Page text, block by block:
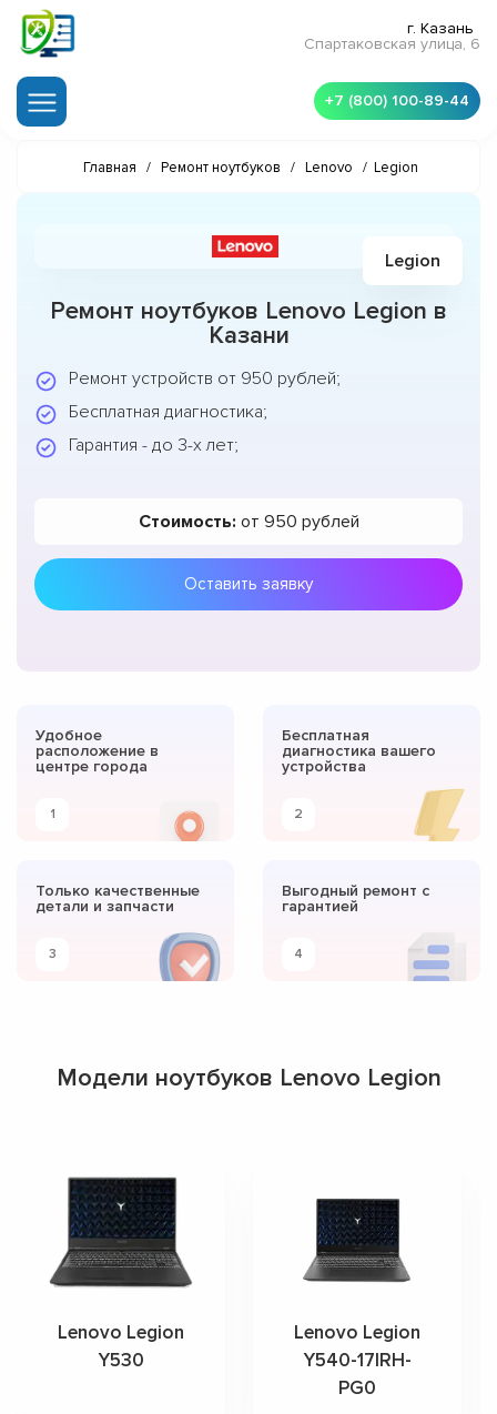
г. Казань
Спартаковская улица, 6
+7 (800) 100-89-44
Главная / Ремонт ноутбуков / Lenovo / Legion
Ремонт ноутбуков Lenovo Legion в
Казани
Ремонт устройств от 950 рублей;
Бесплатная диагностика;
Гарантия - до 3-х лет;
Стоимость: от 950 рублей
Оставить заявку
Legion
Удобное
расположение в
центре города
1
Бесплатная
диагностика вашего
устройства
2
Только качественные
детали и запчасти
3
Выгодный ремонт с
гарантией
4
Модели ноутбуков Lenovo Legion
Lenovo Legion
Y530
Lenovo Legion
Y540-17IRH-
PG0